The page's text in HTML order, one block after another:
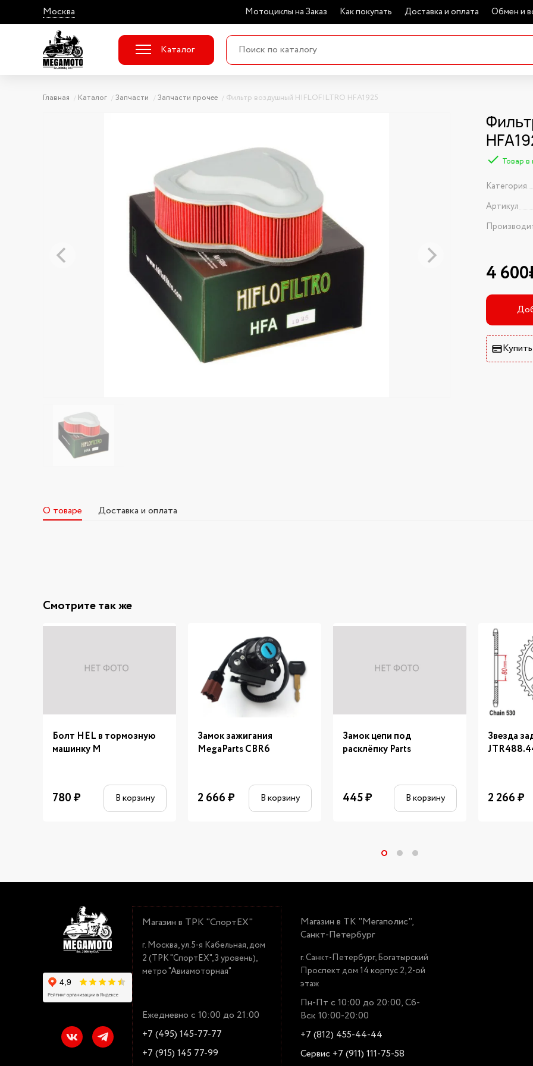
Москва Мотоциклы на Заказ Как покупать Доставка и оплата Обмен и
Каталог
Главная Каталог Запчасти Запчасти прочее Фильтр воздушный HIFLOFILTRO HFA1925
Товар в
Категория
Артикул
4
О товаре Доставка и оплата
Смотрите так же
Болт HEL в тормозную
машинку М
780₽ В корзину
Замок зажигания
MegaParts CBR6
2 666₽ В корзину
Замок цепи под
расклёпку Parts
445₽ В корзину
Звезда
2 266₽
Магазин в ТРК "СпортЕХ"
г. Москва, ул.5-я Кабельная, дом
2 (ТРК "СпортЕХ", 3 уровень),
метро "Авиамоторная"
Ежедневно с 10:00 до 21:00
+7 (495) 145-77-77
+7 (915) 145 77-99
Магазин в ТК "Мегаполис",
Санкт-Петербург
г. Санкт-Петербург, Богатырский
Проспект дом 14 корпус 2, 2-ой
этаж
Пн-Пт с 10:00 до 20:00, Сб-
Вск 10:00-20:00
+7 (812) 455-44-44
Сервис +7 (911) 111-75-58